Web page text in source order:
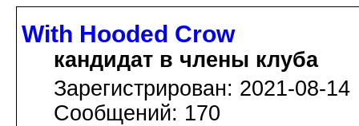
With Hooded Crow
кандидат в члены клуба
Зарегистрирован: 2021-08-14
Сообщений: 170